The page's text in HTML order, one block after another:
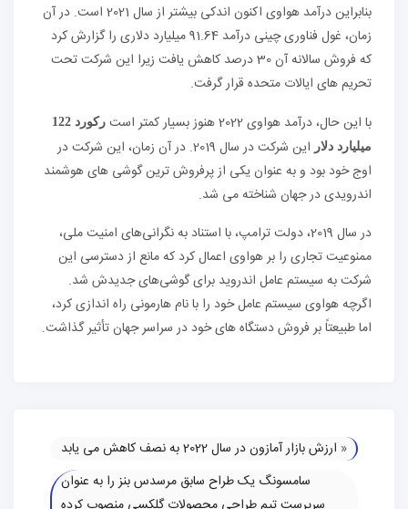
بنابراین درآمد هواوی اکنون اندکی بیشتر از سال 2021 است. در آن
زمان، غول فناوری چینی درآمد 91.64 میلیارد دلاری را گزارش کرد
که فروش سالانه آن 30 درصد کاهش یافت زیرا این شرکت تحت
تحریم های ایالات متحده قرار گرفت.
با این حال، درآمد هواوی 2022 هنوز بسیار کمتر است
رکورد 122
میلیارد دلار
این شرکت در سال 2019. در آن زمان، این شرکت در
اوج خود بود و به عنوان یکی از پرفروش ترین گوشی های هوشمند
اندرویدی در جهان شناخته می شد.
در سال 2019، دولت ترامپ، با استناد به نگرانی‌های امنیت ملی،
ممنوعیت تجاری را بر هواوی اعمال کرد که مانع از دسترسی این
شرکت به سیستم عامل اندروید برای گوشی‌های جدیدش شد.
اگرچه هواوی سیستم عامل خود را با نام هارمونی راه اندازی کرد،
اما طبیعتاً بر فروش دستگاه های خود در سراسر جهان تأثیر گذاشت.
« ارزش بازار آمازون در سال 2022 به نصف کاهش می یابد
سامسونگ یک طراح سابق مرسدس بنز را به عنوان